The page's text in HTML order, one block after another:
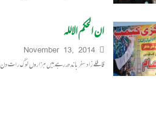
ان الحکم الاللہ
November 13, 2014
قافلے زاد سفر باندھ رہے ہیں ہزاروں لوگ رات